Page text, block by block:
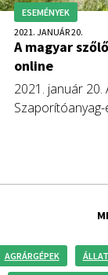
ESEMÉNYEK
2021. JANUÁR 20.
A magyar
online
2021. január
AGRÁRGÉPEK